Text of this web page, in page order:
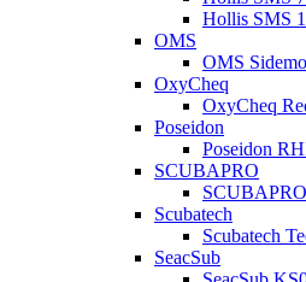
Hollis SMS
OMS
OMS
OxyCheq
OxyCheq
Poseidon
Poseidon
SCUBAPRO
Scubatech
Scubatech
SeacSub